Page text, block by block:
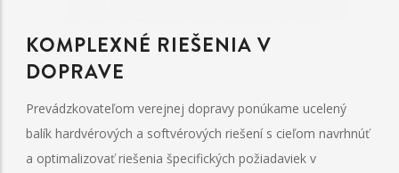
KOMPLEXNÉ RIEŠENIA V
DOPRAVE
Prevádzkovateľom verejnej dopravy ponúkame ucelený
balík hardvérových a softvérových riešení s cieľom navrhnúť
a optimalizovať riešenia špecifických požiadaviek v